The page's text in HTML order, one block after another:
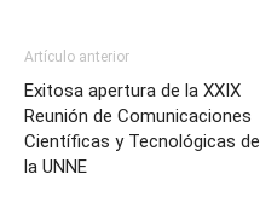
Artículo anterior
Exitosa apertura de la XXIX
Reunión de Comunicaciones
Científicas y Tecnológicas de
la UNNE